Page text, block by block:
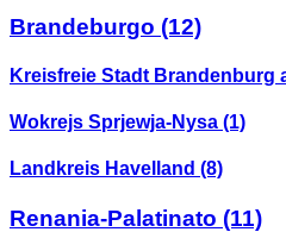
Brandeburgo (12)
Kreisfreie Stadt Brandenburg
Wokrejs Sprjewja-Nysa (1)
Landkreis Havelland (8)
Renania-Palatinato (11)